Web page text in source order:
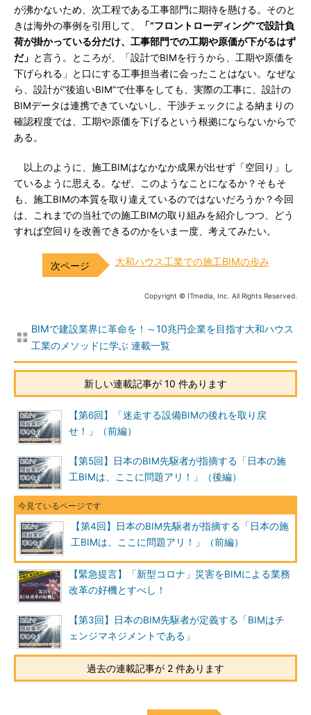
が沸かないため、次工程である工事部門に期待を懸ける。そのと
きは海外の事例を引用して、
「“フロントローディング”で設計負
荷が掛かっている分だけ、工事部門での工期や原価が下がるはず
だ」 と言う。ところが、「設計でBIMを行うから、工期や原価を
下げられる」と口にする工事担当者に会ったことはない。なぜな
ら、設計が“後追いBIM”で仕事をしても、実際の工事に、設計の
BIMデータは連携できていないし、干渉チェックによる納まりの
確認程度では、工期や原価を下げるという根拠にならないからで
ある。
以上のように、施工BIMはなかなか成果が出せず「空回り」し
ているように思える。なぜ、このようなことになるか？そもそ
も、施工BIMの本質を取り違えているのではないだろうか？今回
は、これまでの当社での施工BIMの取り組みを紹介しつつ、どう
すれば空回りを改善できるのかをいま一度、考えてみたい。
大和ハウス工業での施工BIMの歩み
Copyright © ITmedia, Inc. All Rights Reserved.
BIMで建設業界に革命を！～10兆円企業を目指す大和ハウス
工業のメソッドに学ぶ 連載一覧
新しい連載記事が 10 件あります
【第6回】「迷走する設備BIMの後れを取り戻
せ！」（前編）
【第5回】日本のBIM先駆者が指摘する「日本の施
工BIMは、ここに問題アリ！」（後編）
【第4回】日本のBIM先駆者が指摘する「日本の施
工BIMは、ここに問題アリ！」（前編）
【緊急提言】「新型コロナ」災害をBIMによる業務
改革の好機とすべし！
【第3回】日本のBIM先駆者が定義する「BIMはチ
ェンジマネジメントである」
過去の連載記事が 2 件あります